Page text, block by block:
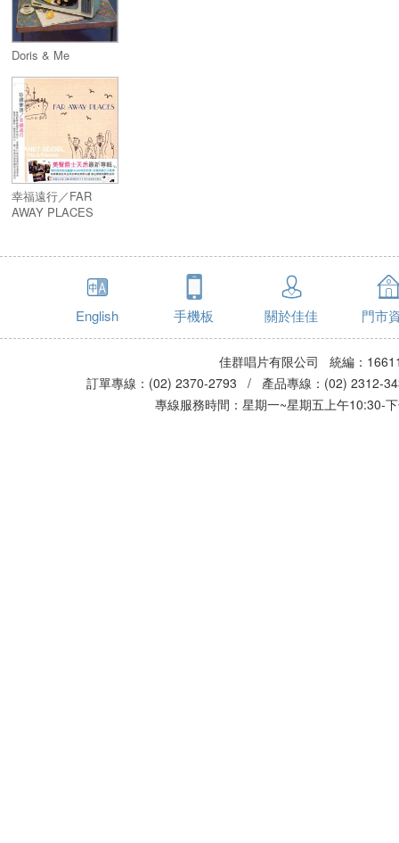
Doris & Me
幸福遠行／FAR
AWAY PLACES
English 手機板 關於佳佳 門市
佳群唱片有限公司 統編：
訂單專線：(02) 2370-2793 / 產品專線：(02)
專線服務時間：星期一~星期五上午10:30-